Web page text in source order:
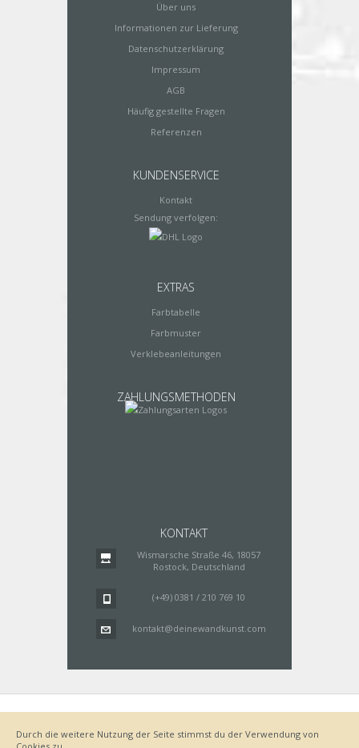
Über uns
Informationen zur Lieferung
Datenschutzerklärung
Impressum
AGB
Häufig gestellte Fragen
Referenzen
KUNDENSERVICE
Kontakt
Sendung verfolgen:
EXTRAS
Farbtabelle
Farbmuster
Verklebeanleitungen
ZAHLUNGSMETHODEN
KONTAKT
Wismarsche Straße 46, 18057
Rostock, Deutschland
(+49) 0381 / 210 769 10
kontakt@deinewandkunst.com
Datenschutz
Lieferung
Bestellvorgang
AGB
Durch die weitere Nutzung der Seite stimmst du der Verwendung von